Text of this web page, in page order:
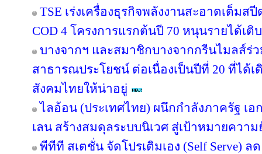
TSE เร่งเครื่องธุรกิจพลังงานสะอาดเต็มส
COD 4 โครงการแรกต้นปี 70 หนุนรายได้เติ
บางจากฯ และสมาชิกบางจากกรีนไมลส์ร่
สาธารณประโยชน์ ต่อเนื่องเป็นปีที่ 20 ที่ได้เ
สังคมไทยให้น่าอยู่
ไลอ้อน (ประเทศไทย) ผนึกกำลังภาครัฐ
เลน สร้างสมดุลระบบนิเวศ สู่เป้าหมายความ
พีทีที สเตชั่น จัดโปรเติมเอง (Self Serve)